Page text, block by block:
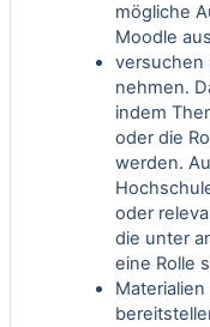
mögliche
Moodle
versuchen
nehmen.
indem
oder die
werden.
oder
die unter
eine Rolle